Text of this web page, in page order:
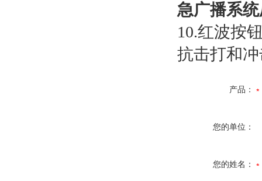
急广播系
10.红波按
抗击打和
产品：
您的单位：
您的姓名：